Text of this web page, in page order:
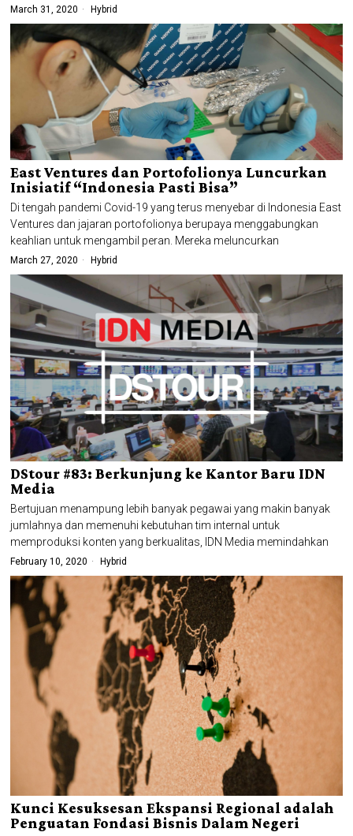
March 31, 2020 Hybrid
East Ventures dan Portofolionya Luncurkan
Inisiatif “Indonesia Pasti Bisa”
Di tengah pandemi Covid-19 yang terus menyebar di Indonesia East
Ventures dan jajaran portofolionya berupaya menggabungkan
keahlian untuk mengambil peran. Mereka meluncurkan
March 27, 2020 Hybrid
DStour #83: Berkunjung ke Kantor Baru IDN
Media
Bertujuan menampung lebih banyak pegawai yang makin banyak
jumlahnya dan memenuhi kebutuhan tim internal untuk
memproduksi konten yang berkualitas, IDN Media memindahkan
February 10, 2020 Hybrid
Kunci Kesuksesan Ekspansi Regional adalah
Penguatan Fondasi Bisnis Dalam Negeri